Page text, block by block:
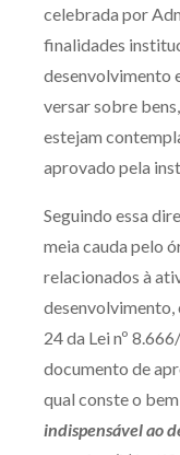
celebrada por
finalidades
desenvolvimento
versar sobre
estejam
aprovado pela
Seguindo essa
meia cauda pelo
relacionados à
desenvolvimento,
24 da Lei nº
documento de
qual conste o
indispensável ao